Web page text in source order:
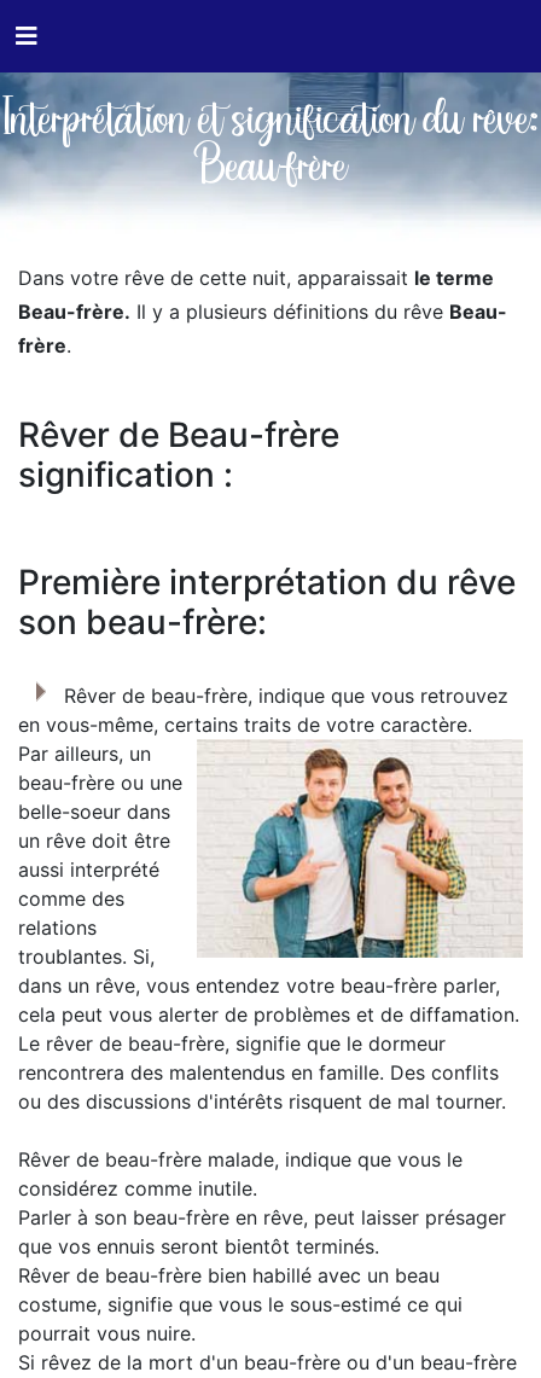
Interprétation et signification du rêve:
Beau-frère
Dans votre rêve de cette nuit, apparaissait le terme
Beau-frère. Il y a plusieurs définitions du rêve Beau-
frère.
Rêver de Beau-frère
signification :
Première interprétation du rêve
son beau-frère:
Rêver de beau-frère, indique que vous retrouvez
en vous-même, certains traits de votre caractère.
Par ailleurs, un
beau-frère ou une
belle-soeur dans
un rêve doit être
aussi interprété
comme des
relations
troublantes. Si,
dans un rêve, vous entendez votre beau-frère parler,
cela peut vous alerter de problèmes et de diffamation.
Le rêver de beau-frère, signifie que le dormeur
rencontrera des malentendus en famille. Des conflits
ou des discussions d'intérêts risquent de mal tourner.
Rêver de beau-frère malade, indique que vous le
considérez comme inutile.
Parler à son beau-frère en rêve, peut laisser présager
que vos ennuis seront bientôt terminés.
Rêver de beau-frère bien habillé avec un beau
costume, signifie que vous le sous-estimé ce qui
pourrait vous nuire.
Si rêvez de la mort d'un beau-frère ou d'un beau-frère